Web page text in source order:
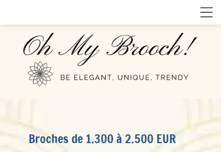
Broches de 1.300 à 2.500 EUR